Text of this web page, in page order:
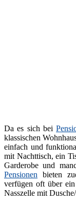
Da es sich bei
klassischen
einfach und
mit Nachttisch, ein
Garderobe und
Pensionen bieten
verfügen oft über ein
Nasszelle mit